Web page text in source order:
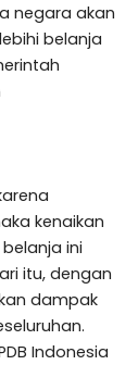
negara akan
belanja
kenaikan
belanja ini
itu, dengan
dampak
Indonesia